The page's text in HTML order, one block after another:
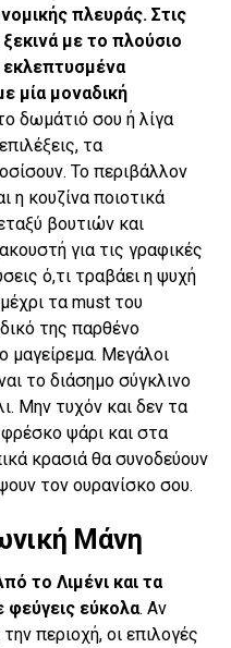
πλευράς. Στις
με το πλούσιο
μία μοναδική
δωμάτιό σου ή λίγα
τα
Το περιβάλλον
η κουζίνα ποιοτικά
βουτιών και
για τις γραφικές
ό,τι τραβάει η ψυχή
τα must του
της παρθένο
μαγείρεμα. Μεγάλοι
το διάσημο σύγκλινο
Μην τυχόν και δεν τα
ψάρι και στα
κρασιά θα συνοδεύουν
τον ουρανίσκο σου.
Μάνη
το Λιμένι και τα
εύκολα. Αν
περιοχή, οι επιλογές